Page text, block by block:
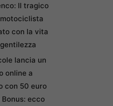
Il tragico
con la vita
lancia un
online a
con 50 euro
ecco